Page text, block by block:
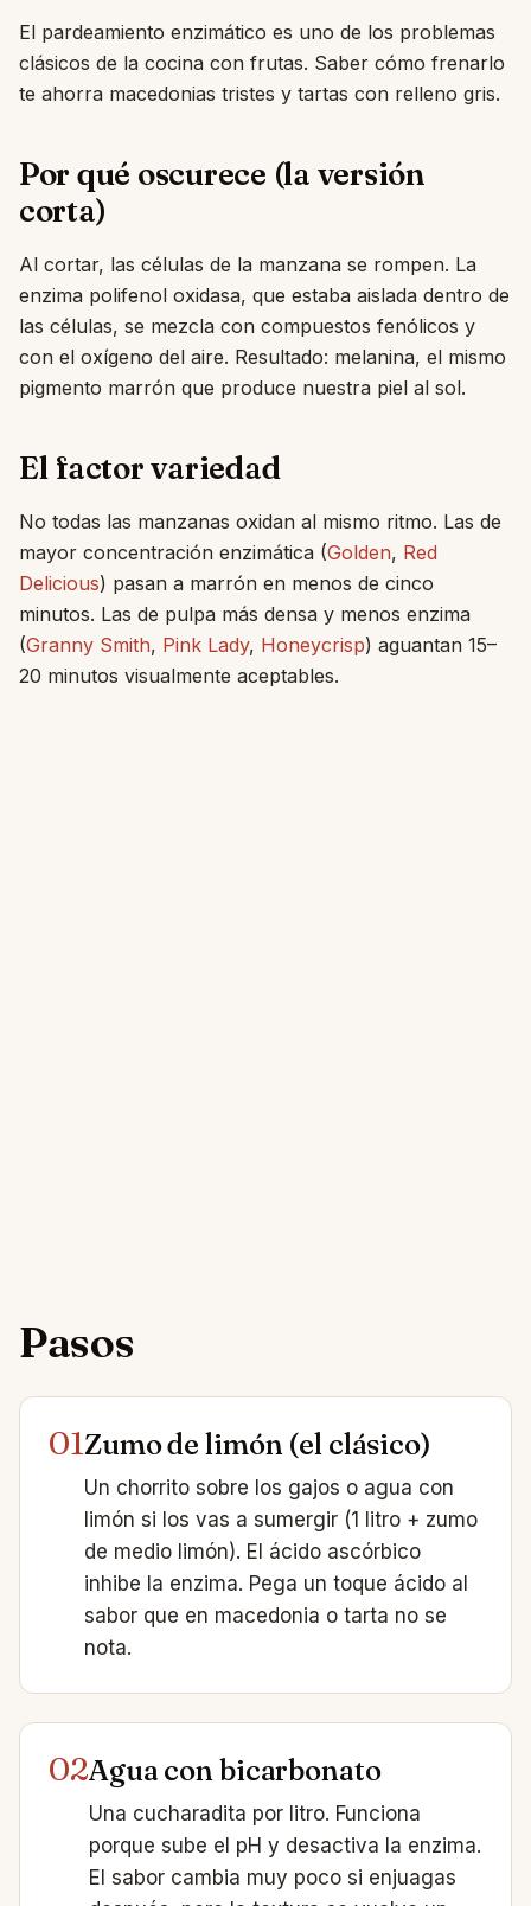
El pardeamiento enzimático es uno de los problemas
clásicos de la cocina con frutas. Saber cómo frenarlo
te ahorra macedonias tristes y tartas con relleno gris.
Por qué oscurece (la versión
corta)
Al cortar, las células de la manzana se rompen. La
enzima polifenol oxidasa, que estaba aislada dentro de
las células, se mezcla con compuestos fenólicos y
con el oxígeno del aire. Resultado: melanina, el mismo
pigmento marrón que produce nuestra piel al sol.
El factor variedad
No todas las manzanas oxidan al mismo ritmo. Las de
mayor concentración enzimática (Golden, Red
Delicious) pasan a marrón en menos de cinco
minutos. Las de pulpa más densa y menos enzima
(Granny Smith, Pink Lady, Honeycrisp) aguantan 15–
20 minutos visualmente aceptables.
Pasos
01Zumo de limón (el clásico)
Un chorrito sobre los gajos o agua con
limón si los vas a sumergir (1 litro + zumo
de medio limón). El ácido ascórbico
inhibe la enzima. Pega un toque ácido al
sabor que en macedonia o tarta no se
nota.
02Agua con bicarbonato
Una cucharadita por litro. Funciona
porque sube el pH y desactiva la enzima.
El sabor cambia muy poco si enjuagas